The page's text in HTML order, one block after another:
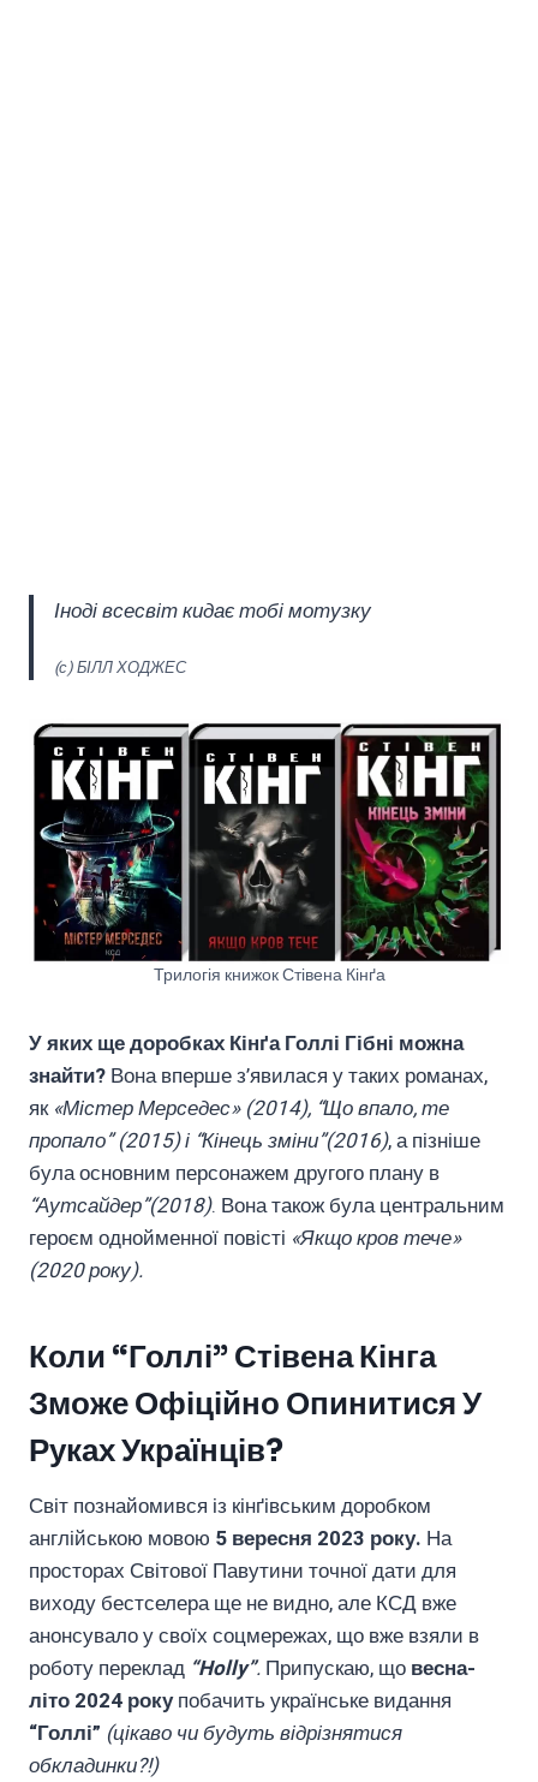
Іноді всесвіт кидає тобі мотузку
(с) БІЛЛ ХОДЖЕС
Трилогія книжок Стівена Кінґа
У яких ще доробках Кінґа Голлі Гібні можна
знайти? Вона вперше з’явилася у таких романах,
як «Містер Мерседес» (2014), “Що впало, те
пропало” (2015) і “Кінець зміни”(2016), а пізніше
була основним персонажем другого плану в
“Аутсайдер”(2018). Вона також була центральним
героєм однойменної повісті «Якщо кров тече»
(2020 року).
Коли “Голлі” Стівена Кінга
Зможе Офіційно Опинитися У
Руках Українців?
Світ познайомився із кінґівським доробком
англійською мовою 5 вересня 2023 року. На
просторах Світової Павутини точної дати для
виходу бестселера ще не видно, але КСД вже
анонсувало у своїх соцмережах, що вже взяли в
роботу переклад “Holly”. Припускаю, що весна-
літо 2024 рокупобачить українське видання
“Голлі” (цікаво чи будуть відрізнятися
обкладинки?!)